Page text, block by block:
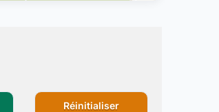
Réinitialiser